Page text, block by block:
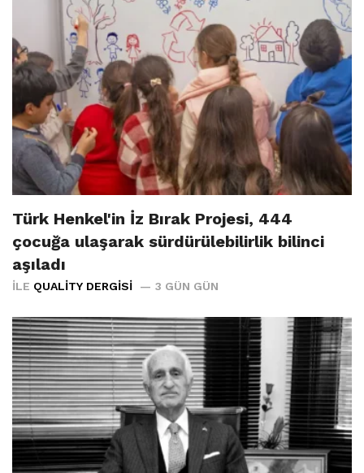
Türk Henkel'in İz Bırak Projesi, 444
çocuğa ulaşarak sürdürülebilirlik bilinci
aşıladı
İLE QUALITY DERGISI 3 GÜN GÜN